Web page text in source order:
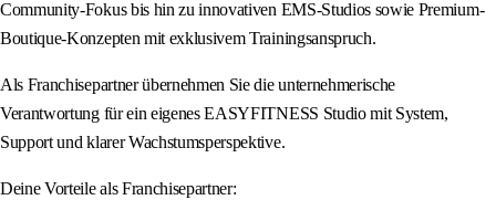
Community-Fokus bis hin zu innovativen EMS-Studios sowie Premium-
Boutique-Konzepten mit exklusivem Trainingsanspruch.
Als Franchisepartner übernehmen Sie die unternehmerische
Verantwortung für ein eigenes EASYFITNESS Studio mit System,
Support und klarer Wachstumsperspektive.
Deine Vorteile als Franchisepartner: